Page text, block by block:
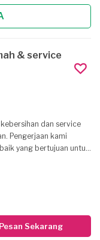
& service
Pengerjaan kami
yang bertujuan untuk
penghuni dan
Pesan Sekarang